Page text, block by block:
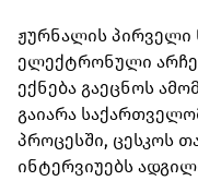
ჟურნალის პირველი
ელექტრონული
ექნება გაეცნოს
გაიარა
პროცესში, ცესკოს
ინტერვიუებს